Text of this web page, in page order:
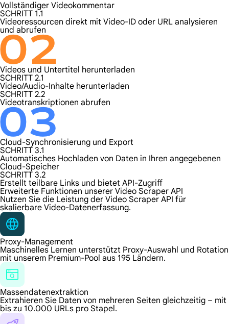
Vollständiger Videokommentar
SCHRITT 1.1
Videoressourcen direkt mit Video-ID oder URL analysieren
und abrufen
Videos und Untertitel herunterladen
SCHRITT 2.1
Video/Audio-Inhalte herunterladen
SCHRITT 2.2
Videotranskriptionen abrufen
Cloud-Synchronisierung und Export
SCHRITT 3.1
Automatisches Hochladen von Daten in Ihren angegebenen
Cloud-Speicher
SCHRITT 3.2
Erstellt teilbare Links und bietet API-Zugriff
Erweiterte Funktionen unserer Video Scraper API
Nutzen Sie die Leistung der Video Scraper API für
skalierbare Video-Datenerfassung.
Proxy-Management
Maschinelles Lernen unterstützt Proxy-Auswahl und Rotation
mit unserem Premium-Pool aus 195 Ländern.
Massendatenextraktion
Extrahieren Sie Daten von mehreren Seiten gleichzeitig – mit
bis zu 10.000 URLs pro Stapel.